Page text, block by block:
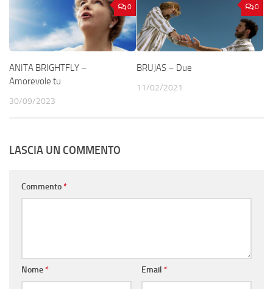
0
ANITA BRIGHTFLY –
Amorevole tu
30/09/2023
0
BRUJAS – Due
11/02/2021
LASCIA UN COMMENTO
Commento*
Nome* Email *